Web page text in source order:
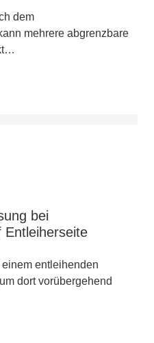
dem
mehrere abgrenzbare
bei
Entleiherseite
entleihenden
dort vorübergehend